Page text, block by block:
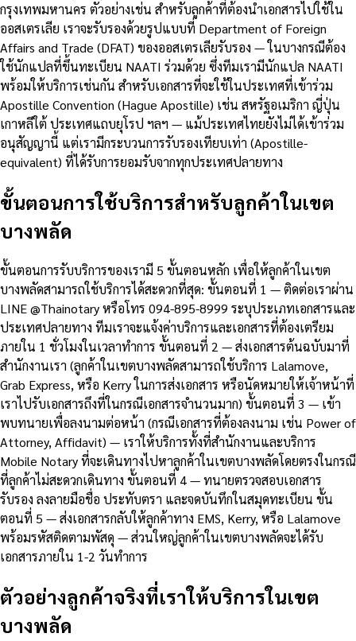
กรุงเทพมหานคร ตัวอย่างเช่น สำหรับลูกค้าที่ต้องนำเอกสารไปใช้ใน
ออสเตรเลีย เราจะรับรองด้วยรูปแบบที่ Department of Foreign
Affairs and Trade (DFAT) ของออสเตรเลียรับรอง — ในบางกรณีต้อง
ใช้นักแปลที่ขึ้นทะเบียน NAATI ร่วมด้วย ซึ่งทีมเรามีนักแปล NAATI
พร้อมให้บริการเช่นกัน สำหรับเอกสารที่จะใช้ในประเทศที่เข้าร่วม
Apostille Convention (Hague Apostille) เช่น สหรัฐอเมริกา ญี่ปุ่น
เกาหลีใต้ ประเทศแถบยุโรป ฯลฯ — แม้ประเทศไทยยังไม่ได้เข้าร่วม
อนุสัญญานี้ แต่เรามีกระบวนการรับรองเทียบเท่า (Apostille-
equivalent) ที่ได้รับการยอมรับจากทุกประเทศปลายทาง
ขั้นตอนการใช้บริการสำหรับลูกค้าในเขต
บางพลัด
ขั้นตอนการรับบริการของเรามี 5 ขั้นตอนหลัก เพื่อให้ลูกค้าในเขต
บางพลัดสามารถใช้บริการได้สะดวกที่สุด: ขั้นตอนที่ 1 — ติดต่อเราผ่าน
LINE @Thainotary หรือโทร 094-895-8999 ระบุประเภทเอกสารและ
ประเทศปลายทาง ทีมเราจะแจ้งค่าบริการและเอกสารที่ต้องเตรียม
ภายใน 1 ชั่วโมงในเวลาทำการ ขั้นตอนที่ 2 — ส่งเอกสารต้นฉบับมาที่
สำนักงานเรา (ลูกค้าในเขตบางพลัดสามารถใช้บริการ Lalamove,
Grab Express, หรือ Kerry ในการส่งเอกสาร หรือนัดหมายให้เจ้าหน้าที่
เราไปรับเอกสารถึงที่ในกรณีเอกสารจำนวนมาก) ขั้นตอนที่ 3 — เข้า
พบทนายเพื่อลงนามต่อหน้า (กรณีเอกสารที่ต้องลงนาม เช่น Power of
Attorney, Affidavit) — เราให้บริการทั้งที่สำนักงานและบริการ
Mobile Notary ที่จะเดินทางไปหาลูกค้าในเขตบางพลัดโดยตรงในกรณี
ที่ลูกค้าไม่สะดวกเดินทาง ขั้นตอนที่ 4 — ทนายตรวจสอบเอกสาร
รับรอง ลงลายมือชื่อ ประทับตรา และจดบันทึกในสมุดทะเบียน ขั้น
ตอนที่ 5 — ส่งเอกสารกลับให้ลูกค้าทาง EMS, Kerry, หรือ Lalamove
พร้อมรหัสติดตามพัสดุ — ส่วนใหญ่ลูกค้าในเขตบางพลัดจะได้รับ
เอกสารภายใน 1-2 วันทำการ
ตัวอย่างลูกค้าจริงที่เราให้บริการในเขต
บางพลัด